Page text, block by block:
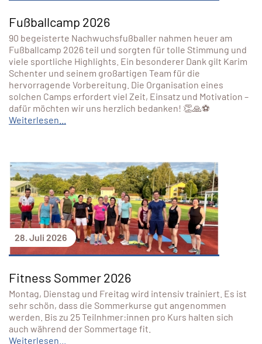
Fußballcamp 2026
90 begeisterte Nachwuchsfußballer nahmen heuer am
Fußballcamp 2026 teil und sorgten für tolle Stimmung und
viele sportliche Highlights. Ein besonderer Dank gilt Karim
Schenter und seinem großartigen Team für die
hervorragende Vorbereitung. Die Organisation eines
solchen Camps erfordert viel Zeit, Einsatz und Motivation –
dafür möchten wir uns herzlich bedanken! 👏🙏⚽
Weiterlesen...
28. Juli 2026
Fitness Sommer 2026
Montag, Dienstag und Freitag wird intensiv trainiert. Es ist
sehr schön, dass die Sommerkurse gut angenommen
werden. Bis zu 25 Teilnhmer:innen pro Kurs halten sich
auch während der Sommertage fit.
Weiterlesen...